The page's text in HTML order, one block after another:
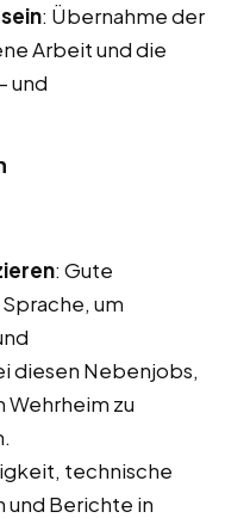
: Übernahme der
Arbeit und die
und
: Gute
um
diesen Nebenjobs,
Wehrheim zu
technische
und Berichte in